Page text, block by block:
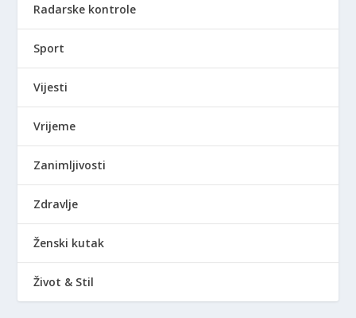
Radarske kontrole
Sport
Vijesti
Vrijeme
Zanimljivosti
Zdravlje
Ženski kutak
Život & Stil